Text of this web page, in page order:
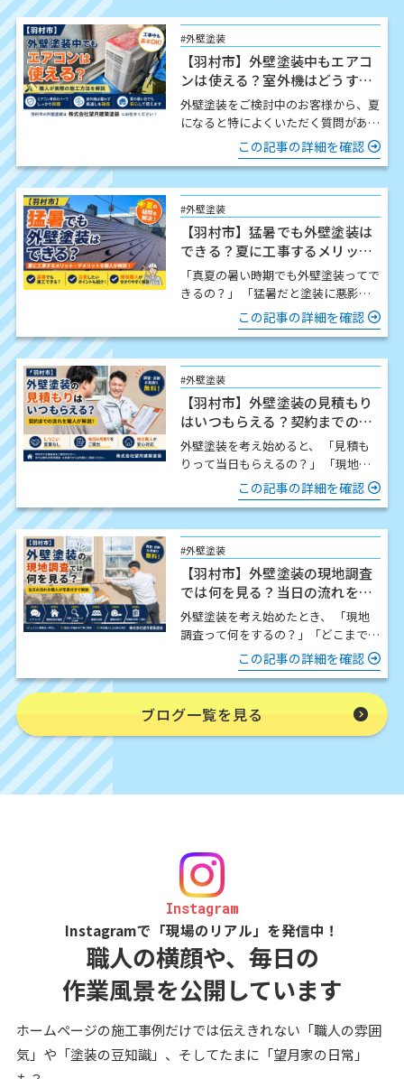
#外壁塗装
【羽村市】外壁塗装中もエアコ
ンは使える？室外機はどうす
る？職人が解説
外壁塗装をご検討中のお客様から、夏
になると特によくいただく質問があり
ますか？」 結論からお伝…
この記事の詳細を確認
#外壁塗装
【羽村市】猛暑でも外壁塗装は
できる？夏に工事するメリッ
ト・注意点を職人が解説
「真夏の暑い時期でも外壁塗装ってで
きるの？」 「猛暑だと塗装に悪影響
はないの？」 この時期になると、こ
のようなご質問をいた…
この記事の詳細を確認
#外壁塗装
【羽村市】外壁塗装の見積もり
はいつもらえる？契約までの流
れを職人が解説
外壁塗装を考え始めると、 「見積も
りって当日もらえるの？」 「現地調
査したら契約しないといけないの？」
「どんな流れで進…
この記事の詳細を確認
#外壁塗装
【羽村市】外壁塗装の現地調査
では何を見る？当日の流れを職
人が写真付きで解説
外壁塗装を考え始めたとき、 「現地
調査って何をするの？」「どこまで細
かく見てもらえるの？」「時間はどの
くらいかかるの？」 この…
この記事の詳細を確認
ブログ一覧を見る
Instagram
Instagramで「現場のリアル」を発信中！
職人の横顔や、毎日の
作業風景を公開しています
ホームページの施工事例だけでは伝えきれない「職人の雰囲
気」や「塗装の豆知識」、そしてたまに「望月家の日常」